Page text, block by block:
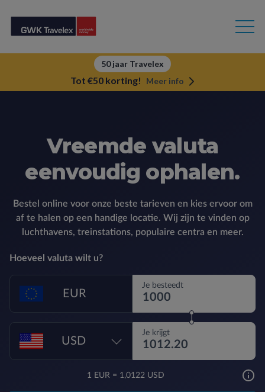
50 jaar Travelex
Tot €50 korting! Meer info
Vreemde valuta
eenvoudig ophalen.
Bestel online voor onze beste tarieven en kies ervoor om
af te halen op een handige locatie. Wij zijn te vinden op
luchthavens, treinstations, populaire centra en meer.
Hoeveel valuta wilt u?
EUR
Je besteedt
USD
Je krijgt
1 EUR= 1,0122 USD